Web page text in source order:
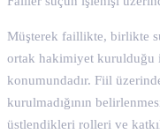
Müşterek faillikte, birlikte
ortak hakimiyet kurulduğu
konumundadır. Fiil
kurulmadığının
üstlendikleri rolleri ve